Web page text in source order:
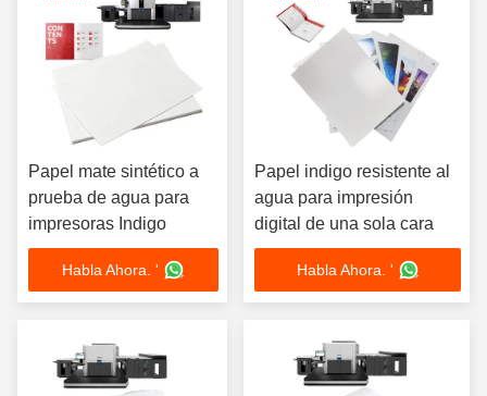
Papel mate sintético a
prueba de agua para
impresoras Indigo
Habla Ahora. '
Papel indigo resistente al
agua para impresión
digital de una sola cara
Habla Ahora. '